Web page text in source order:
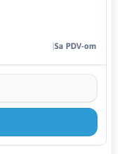
Sa PDV-om